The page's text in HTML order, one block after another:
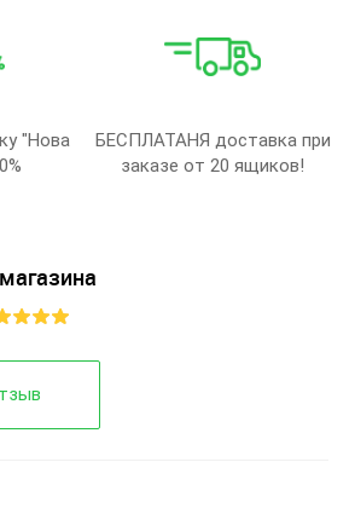
"Нова
БЕСПЛАТАНЯ доставка при
заказе от 20 ящиков!